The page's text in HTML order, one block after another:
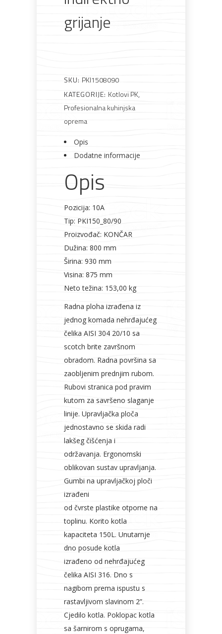
Metalna
grijanje
SKU: PKI1508090
KATEGORIJE: Kotlovi PK,
Profesionalna kuhinjska
oprema
Opis
Dodatne informacije
Opis
Pozicija: 10A
Tip: PKI150_80/90
Proizvođač: KONČAR
Dužina: 800 mm
Širina: 930 mm
Visina: 875 mm
Neto težina: 153,00 kg
Radna ploha izrađena iz
jednog komada nehrđajućeg
čelika AISI 304 20/10 sa
scotch brite završnom
obradom. Radna površina sa
zaobljenim prednjim rubom.
Rubovi stranica pod pravim
kutom za savršeno slaganje
linije. Upravljačka ploča
jednostavno se skida radi
lakšeg čišćenja i
održavanja. Ergonomski
oblikovan sustav upravljanja.
Gumbi na upravljačkoj ploči
izrađeni
od čvrste plastike otporne na
toplinu. Korito kotla
kapaciteta 150L. Unutarnje
dno posude kotla
izrađeno od nehrđajućeg
čelika AISI 316. Dno s
nagibom prema ispustu s
rastavljivom slavinom 2”.
Cjedilo kotla. Poklopac kotla
sa šarnirom s oprugama,